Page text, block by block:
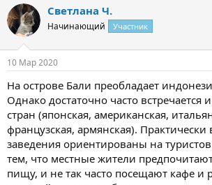
т
о
р
т
е
м
ы
т
н
а
л
Светлана Ч.
Начинающий Участник
10 Мар 2020
На острове Бали преобладает
Однако достаточно часто встречается
стран (японская, американская,
французская, армянская). Практически
заведения ориентированы на
тем, что местные жители
пищу, и не так часто посещают кафе и